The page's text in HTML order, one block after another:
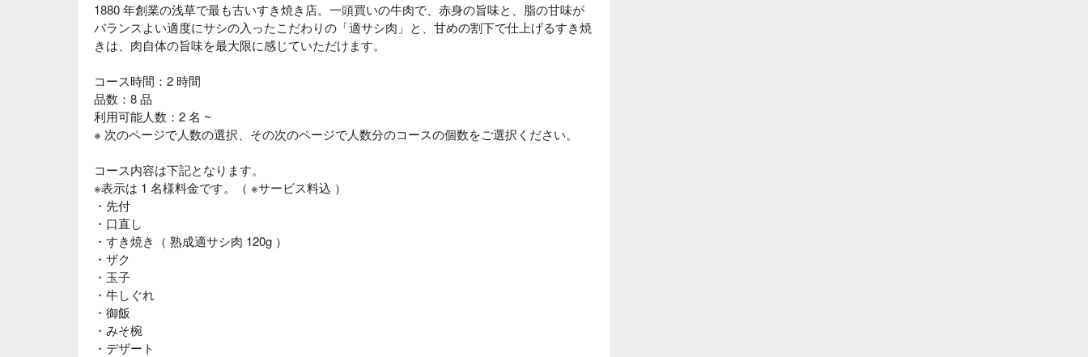
1880 年創業の浅草で最も古いすき焼き店。一頭買いの牛肉で、赤身の旨味と、脂の甘味が
バランスよい適度にサシの入ったこだわりの「適サシ肉」と、甘めの割下で仕上げるすき焼
きは、肉自体の旨味を最大限に感じていただけます。
コース時間：2 時間
品数：8 品
利用可能人数：2 名 ~
※ 次のページで人数の選択、その次のページで人数分のコースの個数をご選択ください。
コース内容は下記となります。
※表示は 1 名様料金です。（ ※サービス料込 ）
・先付
・口直し
・すき焼き（ 熟成適サシ肉 120g ）
・ザク
・玉子
・牛しぐれ
・御飯
・みそ椀
・デザート